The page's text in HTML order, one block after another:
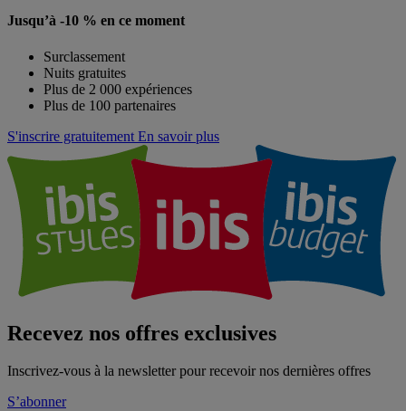
Jusqu’à -10 % en ce moment
Surclassement
Nuits gratuites
Plus de 2 000 expériences
Plus de 100 partenaires
S'inscrire gratuitement En savoir plus
Recevez nos offres exclusives
Inscrivez-vous à la newsletter pour recevoir nos dernières offres
S’abonner